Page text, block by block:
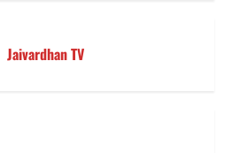
Jaivardhan TV